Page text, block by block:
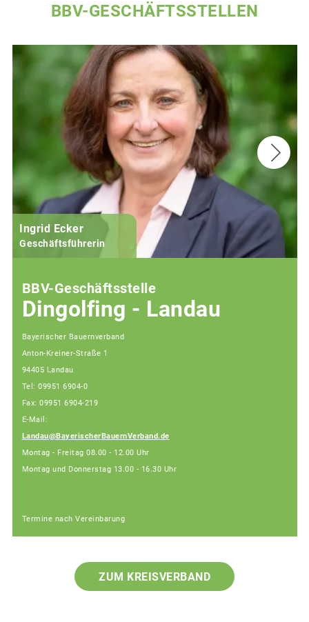
BBV-GESCHÄFTSSTELLEN
Ingrid Ecker
Geschäftsführerin
BBV-Geschäftsstelle
Dingolfing - Landau
Bayerischer Bauernverband
Anton-Kreiner-Straße 1
94405 Landau
Tel: 09951 6904-0
Fax: 09951 6904-219
E-Mail:
Landau@BayerischerBauernVerband.de
Montag - Freitag 08.00 - 12.00 Uhr
Montag und Donnerstag 13.00 - 16.30 Uhr
Termine nach Vereinbarung
ZUM KREISVERBAND